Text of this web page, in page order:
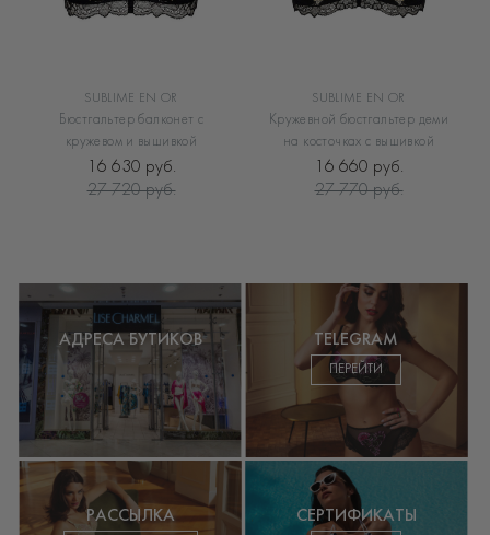
SUBLIME EN OR
Бюстгальтер балконет с
кружевом и вышивкой
16 630 руб.
27 720 руб.
SUBLIME EN OR
Кружевной бюстгальтер деми
на косточках с вышивкой
16 660 руб.
27 770 руб.
АДРЕСА БУТИКОВ TELEGRAM
ПЕРЕЙТИ
РАССЫЛКА СЕРТИФИКАТЫ